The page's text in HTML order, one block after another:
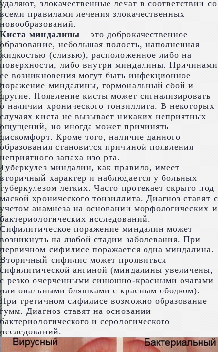
удаляют, злокачественные лечат в соответствии со
всеми правилами лечения злокачественных
новообразований.
Киста миндалины – это доброкачественное
образование, небольшая полость, наполненная
жидкостью (слизью), расположенное либо на
поверхности, либо внутри миндалины. Причинами
ее возникновения могут быть инфекционное
поражение миндалины, гормональный сбой и
другие. Появление кисты может сигнализировать
о наличии хронического тонзиллита. В некоторых
случаях киста не вызывает никаких неприятных
ощущений, но иногда может причинять
дискомфорт. Кроме того, наличие данного
образования становится причиной появления
неприятного запаха изо рта.
Туберкулез миндалин, как правило, имеет
вторичный характер и наблюдается у больных
туберкулезом легких. Часто протекает скрыто под
маской хронического тонзиллита. Диагноз ставят с
учетом анамнеза на основании морфологических и
бактериологических исследований.
Сифилитическое поражение миндалин может
возникнуть на любой стадии заболевания. При
первичном сифилисе поражается одна миндалина.
Вторичный сифилис может проявиться
сифилитической ангиной (миндалины увеличены,
с резко очерченными синюшно-красными очагами
или овальными бляшками с красным ободком).
При третичном сифилисе возможно образование
гумм. Диагноз ставят на основании
бактериологического и серологического
исследований.